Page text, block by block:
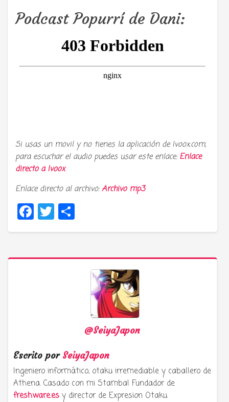
Podcast Popurrí de Dani:
Si usas un movil y no tienes la aplicación de Ivoox.com,
para escuchar el audio puedes usar este enlace: Enlace
directo aIvoox
Enlace directo al archivo:Archivo mp3
Facebook
Twitter
@SeiyaJapon
Escrito por SeiyaJapon
Ingeniero informático, otaku irremediable y caballero de
Athena. Casado con mi Stamba! Fundador de
freshware.es y director de Expresion Otaku.